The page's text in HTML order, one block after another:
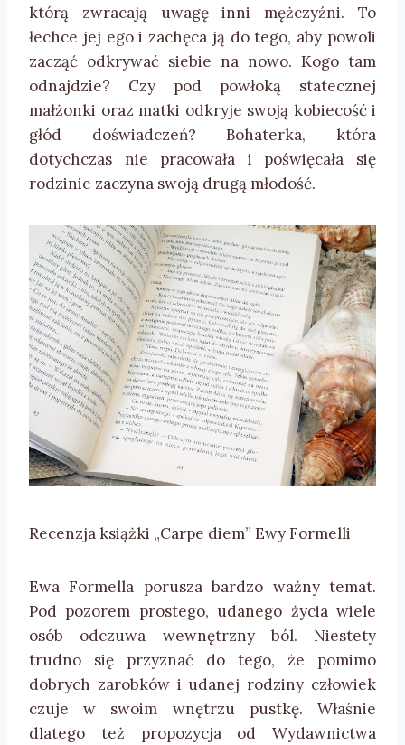
którą zwracają uwagę inni mężczyźni. To
łechce jej ego i zachęca ją do tego, aby powoli
zacząć odkrywać siebie na nowo. Kogo tam
odnajdzie? Czy pod powłoką statecznej
małżonki oraz matki odkryje swoją kobiecość i
głód doświadczeń? Bohaterka, która
dotychczas nie pracowała i poświęcała się
rodzinie zaczyna swoją drugą młodość.
Recenzja książki „Carpe diem” Ewy Formelli
Ewa Formella porusza bardzo ważny temat.
Pod pozorem prostego, udanego życia wiele
osób odczuwa wewnętrzny ból. Niestety
trudno się przyznać do tego, że pomimo
dobrych zarobków i udanej rodziny człowiek
czuje w swoim wnętrzu pustkę. Właśnie
dlatego też propozycja od Wydawnictwa